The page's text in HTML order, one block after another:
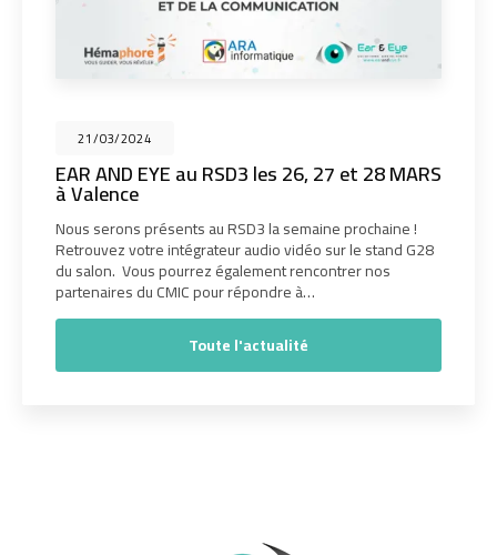
21/03/2024
EAR AND EYE au RSD3 les 26, 27 et 28 MARS
à Valence
Nous serons présents au RSD3 la semaine prochaine !
Retrouvez votre intégrateur audio vidéo sur le stand G28
du salon. Vous pourrez également rencontrer nos
partenaires du CMIC pour répondre à…
Toute l'actualité